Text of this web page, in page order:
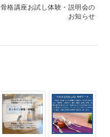
骨格講座お試し体験・説明会の
お知らせ